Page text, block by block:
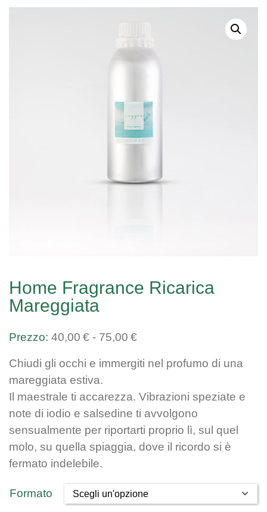
Home Fragrance Ricarica
Mareggiata
40,00 € - 75,00 €
prezzo:
40,00€
a
75,00€
Chiudi gli occhi e immergiti nel profumo di una
mareggiata estiva.
Il maestrale ti accarezza. Vibrazioni speziate e
note di iodio e salsedine ti avvolgono
sensualmente per riportarti proprio lì, sul quel
molo, su quella spiaggia, dove il ricordo si è
fermato indelebile.
Formato